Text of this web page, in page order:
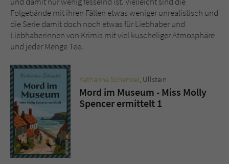
Folgebände mit ihren Fällen etwas weniger unrealistisch und
die Serie damit doch noch etwas für Liebhaber und
Liebhaberinnen von Krimis mit viel kuscheliger Atmosphäre
und jeder Menge Tee.
Katharina Schendel, Ullstein
Mord im Museum - Miss Molly
Spencer ermittelt 1